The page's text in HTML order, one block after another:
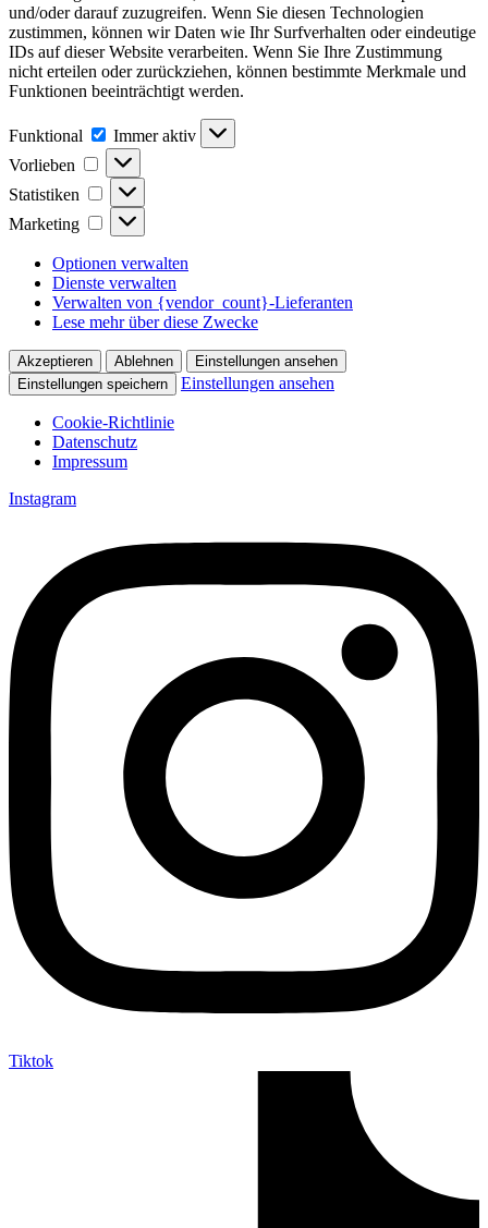
und/oder darauf zuzugreifen. Wenn Sie diesen Technologien
zustimmen, können wir Daten wie Ihr Surfverhalten oder eindeutige
IDs auf dieser Website verarbeiten. Wenn Sie Ihre Zustimmung
nicht erteilen oder zurückziehen, können bestimmte Merkmale und
Funktionen beeinträchtigt werden.
Funktional Funktional
Immer aktiv
Vorlieben
Vorlieben
Statistiken Statistiken
Marketing Marketing
Optionen verwalten
Dienste verwalten
Verwalten von {vendor_count}-Lieferanten
Lese mehr über diese Zwecke
Akzeptieren Ablehnen
Einstellungen ansehen
Einstellungen speichern
Einstellungen ansehen
Cookie-Richtlinie
Datenschutz
Impressum
Zum
Instagram
Tiktok